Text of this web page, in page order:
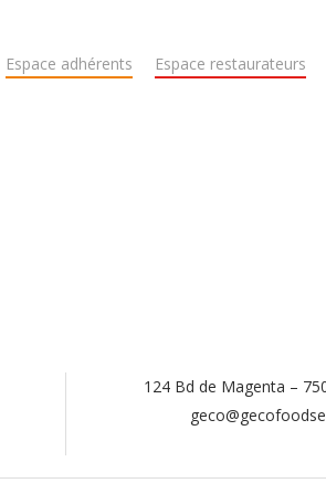
Espace adhérents Espace restaurateurs
124 Bd de Magenta –